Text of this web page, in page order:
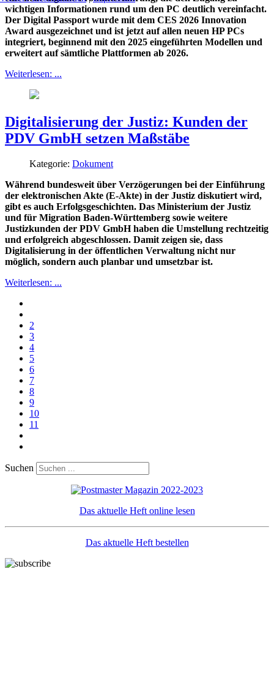
wichtigen Informationen rund um den PC deutlich vereinfacht.
Der Digital Passport wurde mit dem CES 2026 Innovation
Award ausgezeichnet und ist jetzt auf allen neuen HP PCs
integriert, beginnend mit den 2025 eingeführten Modellen und
erweitert auf sämtliche Plattformen ab 2026.
Weiterlesen: ...
Digitalisierung der Justiz: Kunden der
PDV GmbH setzen Maßstäbe
Kategorie: Dokument
Während bundesweit über Verzögerungen bei der Einführung
der elektronischen Akte (E-Akte) in der Justiz diskutiert wird,
gibt es auch Erfolgsgeschichten. Das Ministerium der Justiz
und für Migration Baden-Württemberg sowie weitere
Justizkunden der PDV GmbH haben die Umstellung rechtzeitig
und erfolgreich abgeschlossen. Damit zeigen sie, dass
Digitalisierung in der öffentlichen Verwaltung nicht nur
möglich, sondern auch planbar und umsetzbar ist.
Weiterlesen: ...
2
3
4
5
6
7
8
9
10
11
Suchen
Das aktuelle Heft online lesen
Das aktuelle Heft bestellen